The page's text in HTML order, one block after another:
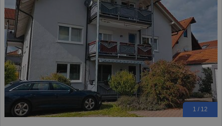
1 / 12